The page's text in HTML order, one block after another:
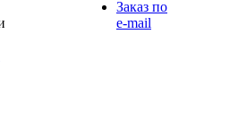
Заказ по
e-mail